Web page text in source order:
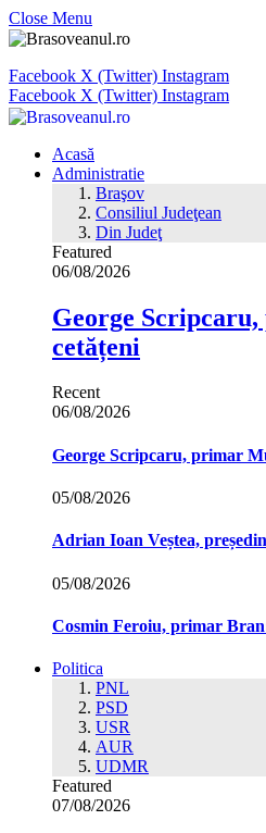
Close Menu
Facebook X (Twitter) Instagram
Facebook X (Twitter) Instagram
Acasă
Administratie
Braşov
Consiliul Judeţean
Din Judeţ
Featured
06/08/2026
George
cetățeni
Recent
06/08/2026
George Scripcaru, primar
05/08/2026
Adrian Ioan Veștea,
05/08/2026
Cosmin Feroiu, primar
Politica
PNL
PSD
USR
AUR
UDMR
Featured
07/08/2026